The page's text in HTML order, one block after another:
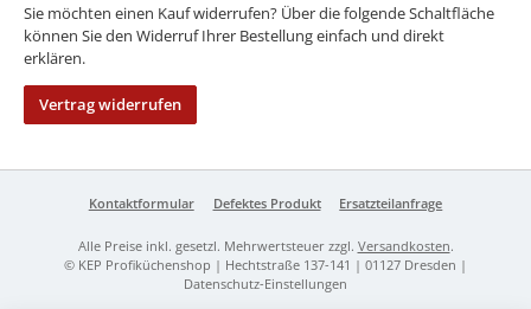
Sie möchten einen Kauf widerrufen? Über die folgende Schaltfläche
können Sie den Widerruf Ihrer Bestellung einfach und direkt
erklären.
Vertrag widerrufen
Kontaktformular Defektes Produkt Ersatzteilanfrage
Alle Preise inkl. gesetzl. Mehrwertsteuer zzgl. Versandkosten.
© KEP Profiküchenshop | Hechtstraße 137-141 | 01127 Dresden |
Datenschutz-Einstellungen